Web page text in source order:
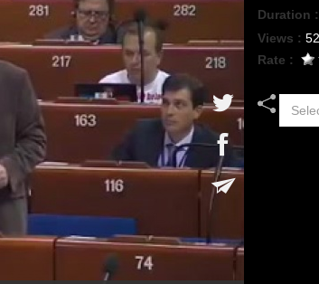
Duration :
Views : 52
Rate :